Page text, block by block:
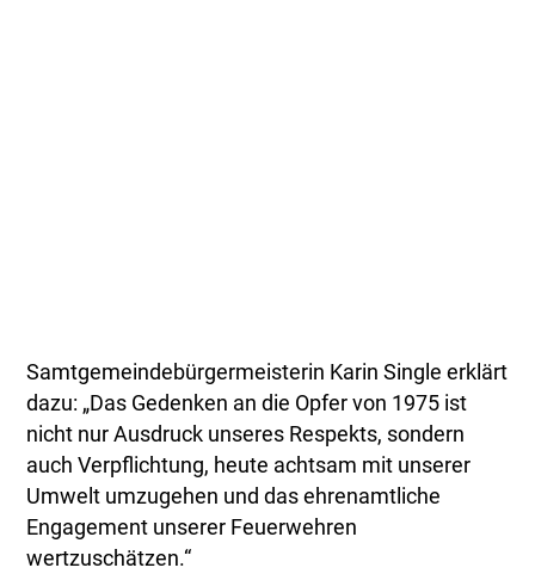
Samtgemeindebürgermeisterin Karin Single erklärt
dazu: „Das Gedenken an die Opfer von 1975 ist
nicht nur Ausdruck unseres Respekts, sondern
auch Verpflichtung, heute achtsam mit unserer
Umwelt umzugehen und das ehrenamtliche
Engagement unserer Feuerwehren
wertzuschätzen.“